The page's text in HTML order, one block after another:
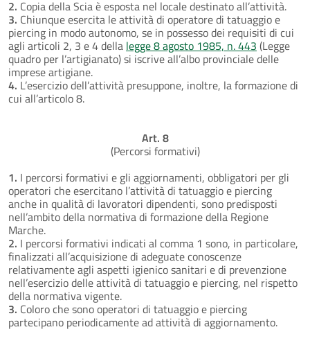
2. Copia della Scia è esposta nel locale destinato all’attività.
3. Chiunque esercita le attività di operatore di tatuaggio e
piercing in modo autonomo, se in possesso dei requisiti di cui
agli articoli 2, 3 e 4 della legge 8 agosto 1985, n. 443 (Legge
quadro per l’artigianato) si iscrive all’albo provinciale delle
imprese artigiane.
4. L’esercizio dell’attività presuppone, inoltre, la formazione di
cui all’articolo 8.
Art. 8
(Percorsi formativi)
1. I percorsi formativi e gli aggiornamenti, obbligatori per gli
operatori che esercitano l’attività di tatuaggio e piercing
anche in qualità di lavoratori dipendenti, sono predisposti
nell’ambito della normativa di formazione della Regione
Marche.
2. I percorsi formativi indicati al comma 1 sono, in particolare,
finalizzati all’acquisizione di adeguate conoscenze
relativamente agli aspetti igienico sanitari e di prevenzione
nell’esercizio delle attività di tatuaggio e piercing, nel rispetto
della normativa vigente.
3. Coloro che sono operatori di tatuaggio e piercing
partecipano periodicamente ad attività di aggiornamento.